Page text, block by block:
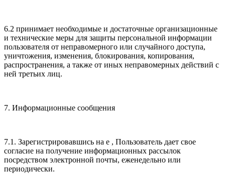
6.2 принимает необходимые и достаточные организационные
и технические меры для защиты персональной информации
пользователя от неправомерного или случайного доступа,
уничтожения, изменения, блокирования, копирования,
распространения, а также от иных неправомерных действий с
ней третьих лиц.
7. Информационные сообщения
7.1. Зарегистрировавшись на е , Пользователь дает свое
согласие на получение информационных рассылок
посредством электронной почты, еженедельно или
периодически.